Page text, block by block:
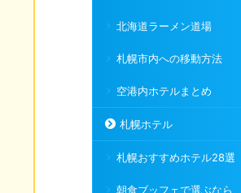
北海道ラーメン道場
札幌市内への移動方法
空港内ホテルまとめ
札幌ホテル
札幌おすすめホテル28選
朝食ブッフェで選ぶなら